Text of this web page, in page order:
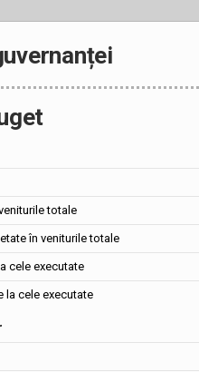
totale
în veniturile totale
cele executate
la cele executate